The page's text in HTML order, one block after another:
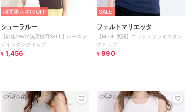
期間限定41%OFF
シューラルー
【前後2WAY洗濯機可S-LL】レースデ
ザインタンクトップ
¥ 1,456
SALE
フェルトマリエッタ
【M~4L展開】コットンフライスタン
クトップ
¥ 990